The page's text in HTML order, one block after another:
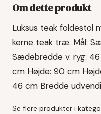
Om dette produkt
Luksus teak foldestol
kerne teak træ. Mål:
Sædebredde v. ryg:
cm Højde: 90 cm
46 cm Bredde
Se flere produkter i